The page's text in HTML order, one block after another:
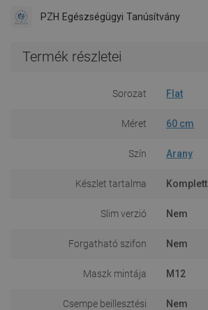
PZH Egészségügyi Tanúsítvány
Termék részletei
Sorozat Flat
Méret 60 cm
Szín Arany
Készlet tartalma Komplett
Slim verzió Nem
Forgatható szifon Nem
Maszk mintája M12
Csempe beillesztési
Nem